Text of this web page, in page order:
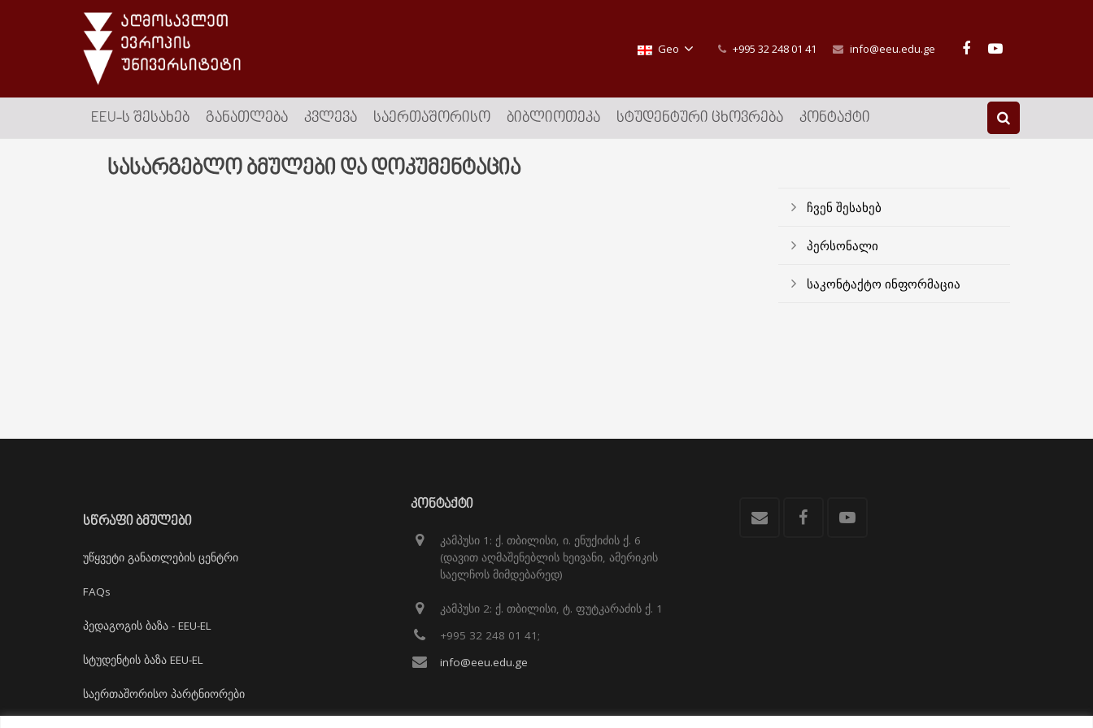
Geo +995 32 248 01 41 info@eeu.edu.ge
EEU-Ს ᲨᲔᲡᲐᲮᲔᲑ ᲒᲐᲜᲐᲗᲚᲔᲑᲐ ᲙᲕᲚᲔᲕᲐ ᲡᲐᲔᲠᲗᲐᲨᲝᲠᲘᲡᲝ ᲑᲘᲑᲚᲘᲝᲗᲔᲙᲐ ᲡᲢᲣᲓᲔᲜᲢᲣᲠᲘ ᲪᲮᲝᲕᲠᲔᲑᲐ ᲙᲝᲜᲢᲐᲥᲢᲘ
სასარგებლო ბმულები და დოკუმენტაცია
ჩვენ შესახებ
პერსონალი
საკონტაქტო ინფორმაცია
ᲡᲬᲠᲐᲤᲘ ᲑᲛᲣᲚᲔᲑᲘ
უწყვეტი განათლების ცენტრი
FAQs
პედაგოგის ბაზა - EEU-EL
სტუდენტის ბაზა EEU-EL
საერთაშორისო პარტნიორები
ᲙᲝᲜᲢᲐᲥᲢᲘ
კამპუსი 1: ქ. თბილისი, ი. ენუქიძის ქ. 6
(დავით აღმაშენებლის ხეივანი, ამერიკის
საელჩოს მიმდებარედ)
კამპუსი 2: ქ. თბილისი, ტ. ფუტკარაძის ქ. 1
+995 32 248 01 41;
info@eeu.edu.ge